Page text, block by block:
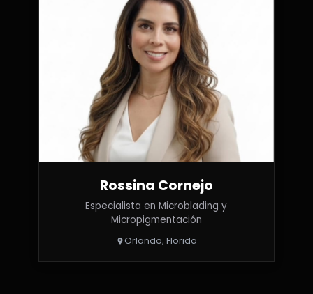
Rossina Cornejo
Especialista en Microblading y
Micropigmentación
Orlando, Florida